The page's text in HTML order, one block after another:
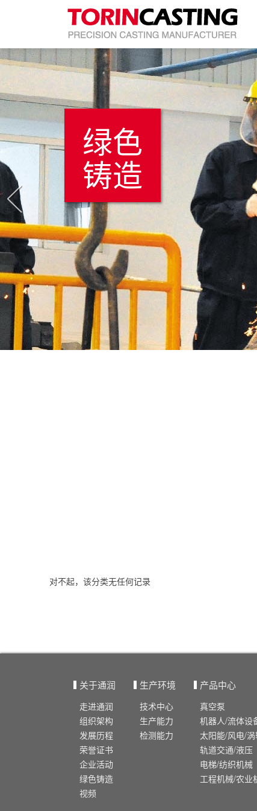
绿色
铸造
对不起，该分类无任何记录
关于通润
走进通润
组织架构
发展历程
荣誉证书
企业活动
绿色铸造
视频
生产环境
技术中心
生产能力
检测能力
产品中心
真空泵
机器人/流体设
太阳能/风电/
轨道交通/液压
电梯/纺织机械
工程机械/农业